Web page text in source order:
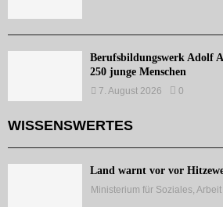
Berufsbildungswerk Adolf
250 junge Menschen
7. August 2026 0
WISSENSWERTES
Land warnt vor vor
Ministerium für Soziales,